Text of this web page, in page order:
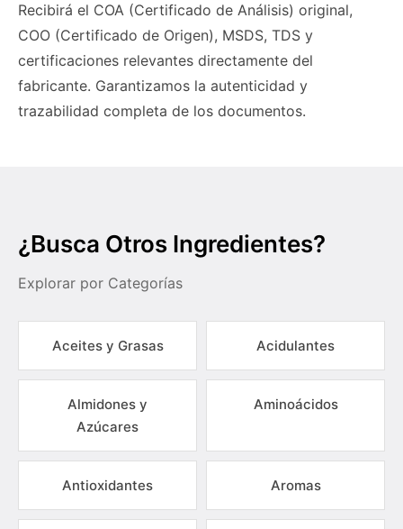
Recibirá el COA (Certificado de Análisis) original,
COO (Certificado de Origen), MSDS, TDS y
certificaciones relevantes directamente del
fabricante. Garantizamos la autenticidad y
trazabilidad completa de los documentos.
¿Busca Otros Ingredientes?
Explorar por Categorías
Aceites y Grasas Acidulantes
Almidones y
Azúcares
Aminoácidos
Antioxidantes Aromas